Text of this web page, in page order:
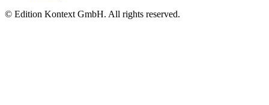
© Edition Kontext GmbH. All rights reserved.